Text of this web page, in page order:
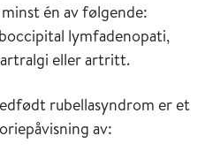
én av følgende:
lymfadenopati,
eller artritt.
rubellasyndrom er et
av: